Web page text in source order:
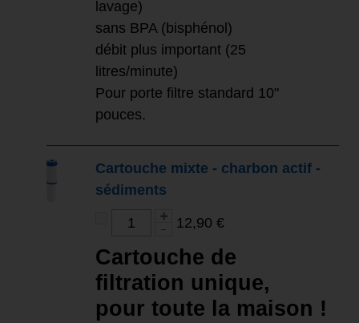
lavage)
sans BPA (bisphénol)
débit plus important (25
litres/minute)
Pour porte filtre standard 10"
pouces.
Cartouche mixte - charbon actif -
sédiments
12,90 €
Cartouche de
filtration unique,
pour toute la maison !